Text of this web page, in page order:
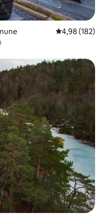
Átlagos
4,98 (182)